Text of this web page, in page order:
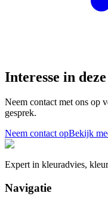
Interesse in
Neem contact met ons op
gesprek.
Neem contact opBekijk
Expert in kleuradvies,
Navigatie